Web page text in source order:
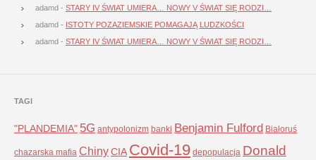
adamd - STARY IV ŚWIAT UMIERA… NOWY V ŚWIAT SIĘ RODZI…
adamd - ISTOTY POZAZIEMSKIE POMAGAJĄ LUDZKOŚCI
adamd - STARY IV ŚWIAT UMIERA… NOWY V ŚWIAT SIĘ RODZI…
TAGI
"PLANDEMIA" 5G antypolonizm banki Benjamin Fulford Białoruś
chazarska mafia ChinyCIA Covid-19 depopulacja Donald